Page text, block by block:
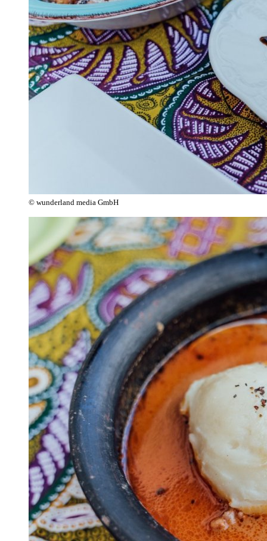
© wunderland media GmbH